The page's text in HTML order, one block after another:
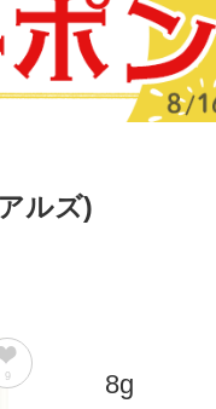
ルズ)
9 8g